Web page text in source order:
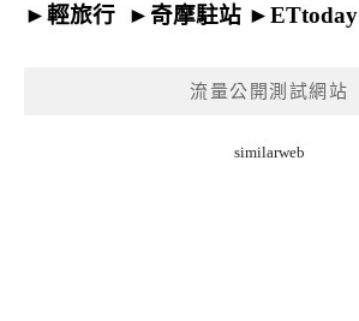
►輕旅行 ► 奇摩駐站 ►ETtoday
流量公開測試網站
similarweb